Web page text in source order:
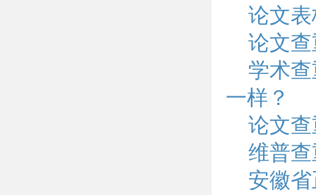
论文
论文
学术
一样？
论文
维普
安徽